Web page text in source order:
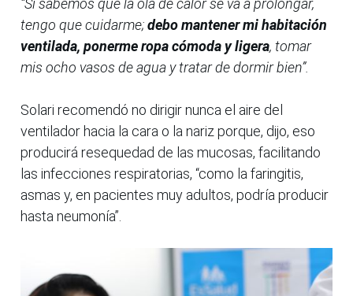
“Si sabemos que la ola de calor se va a prolongar,
tengo que cuidarme;debo mantener mi habitación
ventilada, ponerme ropa cómoda y ligera, tomar
mis ocho vasos de agua y tratar de dormir bien”.
Solari recomendó no dirigir nunca el aire del
ventilador hacia la cara o la nariz porque, dijo, eso
producirá resequedad de las mucosas, facilitando
las infecciones respiratorias, “como la faringitis,
asmas y, en pacientes muy adultos, podría producir
hasta neumonía”.